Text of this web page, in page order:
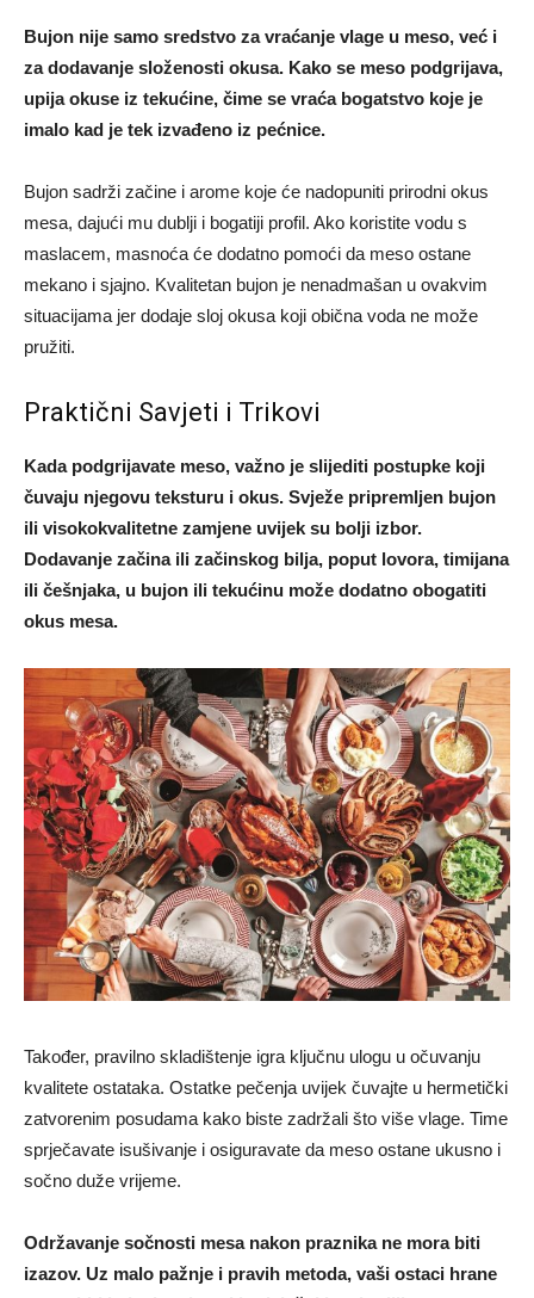
Bujon nije samo sredstvo za vraćanje vlage u meso, već i
za dodavanje složenosti okusa. Kako se meso podgrijava,
upija okuse iz tekućine, čime se vraća bogatstvo koje je
imalo kad je tek izvađeno iz pećnice.
Bujon sadrži začine i arome koje će nadopuniti prirodni okus
mesa, dajući mu dublji i bogatiji profil. Ako koristite vodu s
maslacem, masnoća će dodatno pomoći da meso ostane
mekano i sjajno. Kvalitetan bujon je nenadmašan u ovakvim
situacijama jer dodaje sloj okusa koji obična voda ne može
pružiti.
Praktični Savjeti i Trikovi
Kada podgrijavate meso, važno je slijediti postupke koji
čuvaju njegovu teksturu i okus. Svježe pripremljen bujon
ili visokokvalitetne zamjene uvijek su bolji izbor.
Dodavanje začina ili začinskog bilja, poput lovora, timijana
ili češnjaka, u bujon ili tekućinu može dodatno obogatiti
okus mesa.
Također, pravilno skladištenje igra ključnu ulogu u očuvanju
kvalitete ostataka. Ostatke pečenja uvijek čuvajte u hermetički
zatvorenim posudama kako biste zadržali što više vlage. Time
sprječavate isušivanje i osiguravate da meso ostane ukusno i
sočno duže vrijeme.
Održavanje sočnosti mesa nakon praznika ne mora biti
izazov. Uz malo pažnje i pravih metoda, vaši ostaci hrane